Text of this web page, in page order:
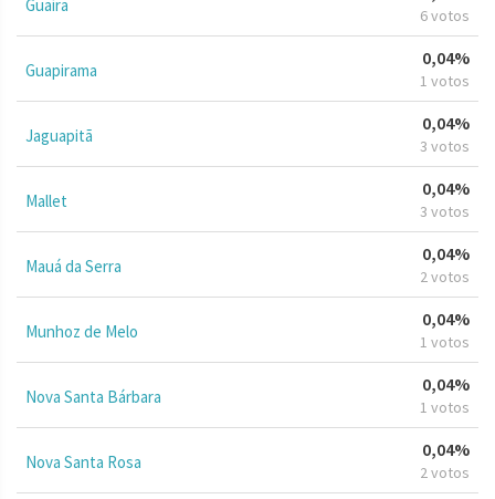
Guaíra 6 votos
Guapirama
0,04%
1 votos
Jaguapitã
0,04%
3 votos
Mallet
0,04%
3 votos
Mauá da Serra
0,04%
2 votos
Munhoz de Melo
0,04%
1 votos
Nova Santa Bárbara
0,04%
1 votos
Nova Santa Rosa
0,04%
2 votos